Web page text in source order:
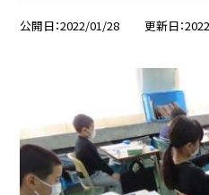
公開日 2022/01/28 更新日